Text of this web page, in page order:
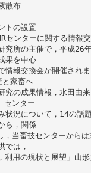
散布
トの設置
センターに関する情報交
究所の主催で，平成26
果を中心
情報交換会が開催されま
と家畜へ
究の成果情報，水田由
センター
状況について，14の話
ら，関係
，当畜技センターから
では，
利用の現状と展望」山